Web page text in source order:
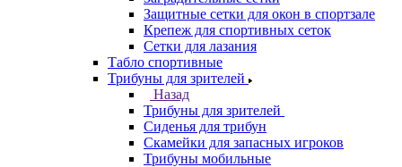
Защитные сетки для окон в спортзале
Крепеж для спортивных сеток
Сетки для лазания
Табло спортивные
Трибуны для зрителей
Назад
Трибуны для зрителей
Сиденья для трибун
Скамейки для запасных игроков
Трибуны мобильные